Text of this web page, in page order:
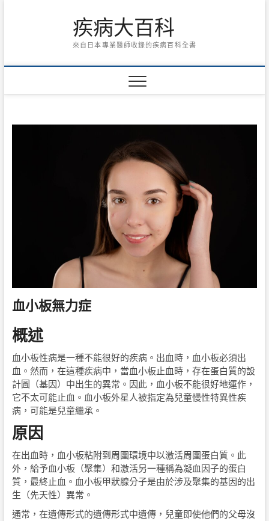
疾病大百科
來自日本專業醫師收錄的疾病百科全書
血小板無力症
概述
血小板性病是一種不能很好的疾病。出血時，血小板必須出
血。然而，在這種疾病中，當血小板止血時，存在蛋白質的設
計圖（基因）中出生的異常。因此，血小板不能很好地運作，
它不太可能止血。血小板外星人被指定為兒童慢性特異性疾
病，可能是兒童繼承。
原因
在出血時，血小板粘附到周圍環境中以激活周圍蛋白質。此
外，給予血小板（聚集）和激活另一種稱為凝血因子的蛋白
質，最終止血。血小板甲狀腺分子是由於涉及聚集的基因的出
生（先天性）異常。
通常，在遺傳形式的遺傳形式中遺傳，兒童即使他們的父母沒